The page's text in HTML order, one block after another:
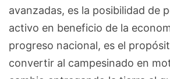
avanzadas, es la posibilidad de
activo en beneficio de la
progreso nacional, es el
convertir al campesinado en